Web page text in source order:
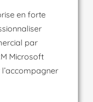
en forte
par
Microsoft